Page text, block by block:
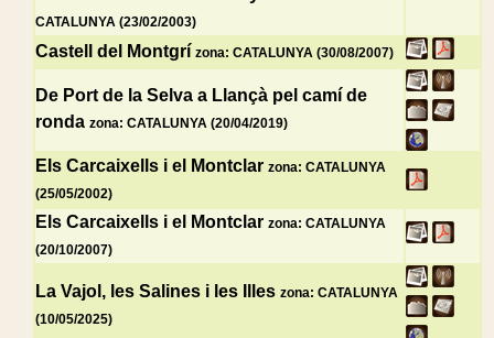
CATALUNYA (23/02/2003)
Castell del Montgrí zona: CATALUNYA (30/08/2007)
De Port de la Selva a Llançà pel camí de
ronda zona: CATALUNYA (20/04/2019)
Els Carcaixells i el Montclar zona: CATALUNYA
(25/05/2002)
Els Carcaixells i el Montclar zona: CATALUNYA
(20/10/2007)
La Vajol, les Salines i les Illes zona: CATALUNYA
(10/05/2025)